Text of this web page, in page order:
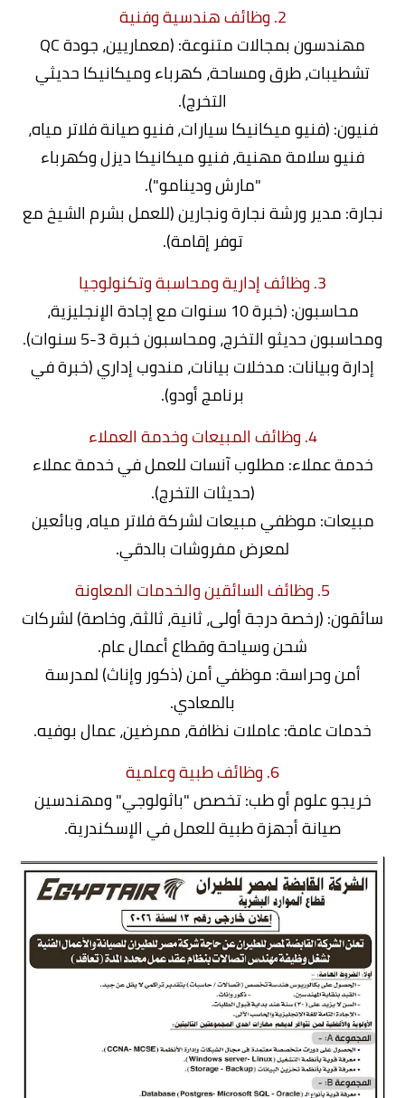
2. وظائف هندسية وفنية
مهندسون بمجالات متنوعة: (معماريين، جودة QC
تشطيبات، طرق ومساحة، كهرباء وميكانيكا حديثي
التخرج).
فنيون: (فنيو ميكانيكا سيارات، فنيو صيانة فلاتر مياه،
فنيو سلامة مهنية، فنيو ميكانيكا ديزل وكهرباء
"مارش ودينامو").
نجارة: مدير ورشة نجارة ونجارين (للعمل بشرم الشيخ مع
توفر إقامة).
3. وظائف إدارية ومحاسبة وتكنولوجيا
محاسبون: (خبرة 10 سنوات مع إجادة الإنجليزية،
ومحاسبون حديثو التخرج، ومحاسبون خبرة 3-5 سنوات).
إدارة وبيانات: مدخلات بيانات، مندوب إداري (خبرة في
برنامج أودو).
4. وظائف المبيعات وخدمة العملاء
خدمة عملاء: مطلوب آنسات للعمل في خدمة عملاء
(حديثات التخرج).
مبيعات: موظفي مبيعات لشركة فلاتر مياه، وبائعين
لمعرض مفروشات بالدقي.
5. وظائف السائقين والخدمات المعاونة
سائقون: (رخصة درجة أولى، ثانية، ثالثة، وخاصة) لشركات
شحن وسياحة وقطاع أعمال عام.
أمن وحراسة: موظفي أمن (ذكور وإناث) لمدرسة
بالمعادي.
خدمات عامة: عاملات نظافة، ممرضين، عمال بوفيه.
6. وظائف طبية وعلمية
خريجو علوم أو طب: تخصص "باثولوجي" ومهندسين
صيانة أجهزة طبية للعمل في الإسكندرية.